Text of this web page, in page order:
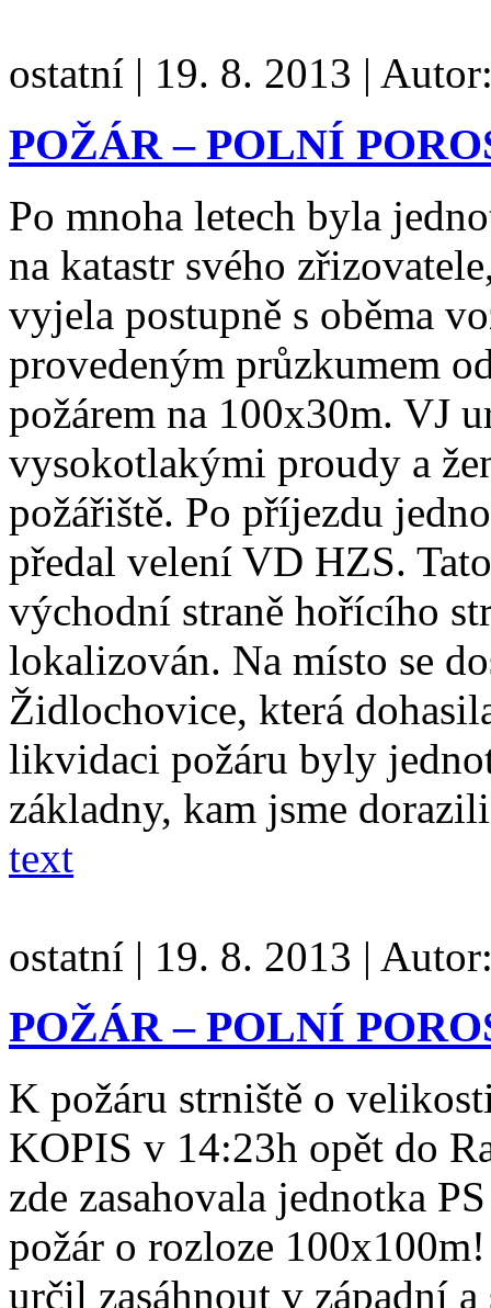
ostatní | 19. 8. 2013 |
POŽÁR – POLNÍ
Po mnoha letech byla
na katastr svého
vyjela postupně s oběma
provedeným průzkumem
požárem na 100x30m. VJ
vysokotlakými proudy a
požářiště. Po příjezdu
předal velení VD HZS.
východní straně hořícího
lokalizován. Na místo se
Židlochovice, která
likvidaci požáru byly
základny, kam jsme
text
ostatní | 19. 8. 2013 |
POŽÁR – POLNÍ
K požáru strniště o
KOPIS v 14:23h opět do
zde zasahovala jednotka
požár o rozloze
určil zasáhnout v západní